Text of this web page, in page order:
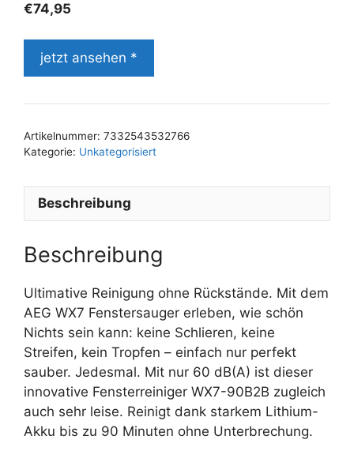
€74,95
jetzt ansehen *
Artikelnummer: 7332543532766
Kategorie: Unkategorisiert
Beschreibung
Beschreibung
Ultimative Reinigung ohne Rückstände. Mit dem
AEG WX7 Fenstersauger erleben, wie schön
Nichts sein kann: keine Schlieren, keine
Streifen, kein Tropfen – einfach nur perfekt
sauber. Jedesmal. Mit nur 60 dB(A) ist dieser
innovative Fensterreiniger WX7-90B2B zugleich
auch sehr leise. Reinigt dank starkem Lithium-
Akku bis zu 90 Minuten ohne Unterbrechung.